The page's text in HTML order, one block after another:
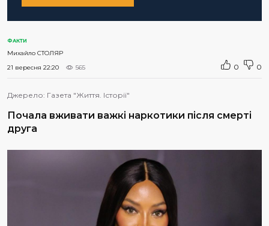
ФАКТИ
Михайло СТОЛЯР
21 вересня 22:20
565 0 0
Джерело: Газета "Життя. Історії"
Почала вживати важкі наркотики після смерті
друга